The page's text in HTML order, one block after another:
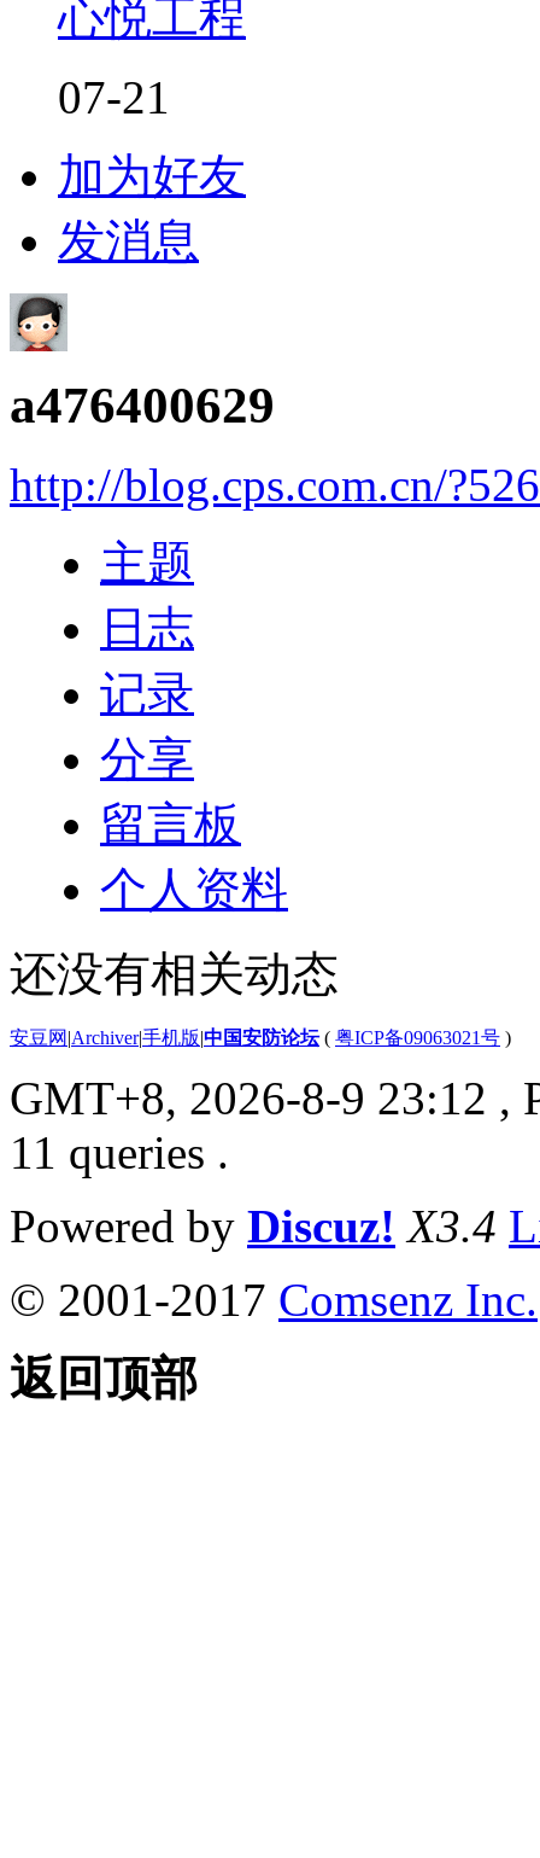
心悦工程
07-21
加为好友
发消息
a476400629
http://blog.cps.com.cn/
主题
日志
记录
分享
留言板
个人资料
还没有相关动态
安豆网 |Archiver|手机版|中国安防论坛( 粤ICP备09063021号 )
GMT+8, 2026-8-9 23:12 ,
11 queries .
Powered by Discuz! X3.4
© 2001-2017 Comsenz Inc.
返回顶部